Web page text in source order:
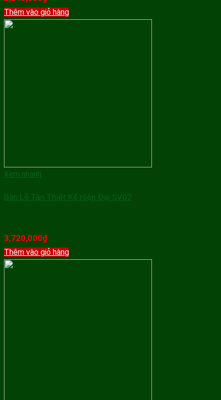
Thêm vào giỏ hàng
Xem nhanh
Bàn Lễ Tân Thiết Kế Hiện Đại SV02
3,720,000₫
Thêm vào giỏ hàng